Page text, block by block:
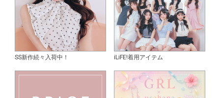
SS新作続々入荷中！ iLiFE!着用アイテム